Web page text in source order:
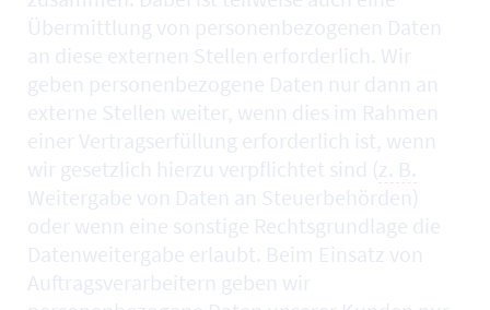
Übermittlung von personenbezogenen Daten
an diese externen Stellen erforderlich. Wir
geben personenbezogene Daten nur dann an
externe Stellen weiter, wenn dies im Rahmen
einer Vertragserfüllung erforderlich ist, wenn
wir gesetzlich hierzu verpflichtet sind (z. B.
Weitergabe von Daten an Steuerbehörden)
oder wenn eine sonstige Rechtsgrundlage die
Datenweitergabe erlaubt. Beim Einsatz von
Auftragsverarbeitern geben wir